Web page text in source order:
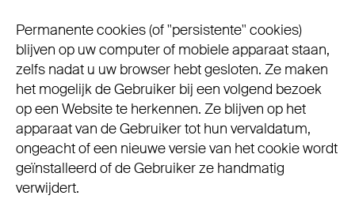
Permanente cookies (of "persistente" cookies)
blijven op uw computer of mobiele apparaat staan,
zelfs nadat u uw browser hebt gesloten. Ze maken
het mogelijk de Gebruiker bij een volgend bezoek
op een Website te herkennen. Ze blijven op het
apparaat van de Gebruiker tot hun vervaldatum,
ongeacht of een nieuwe versie van het cookie wordt
geïnstalleerd of de Gebruiker ze handmatig
verwijdert.